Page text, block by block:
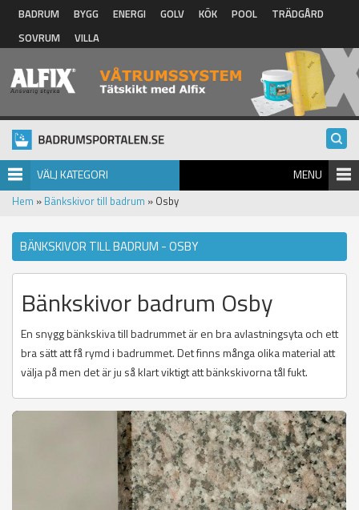
Hoppa till huvudinnehåll
BADRUM BYGG ENERGI GOLV KÖK POOL
TRÄDGÅRD
SOVRUM
VILLA
VÄLJ KATEGORI MENU
Hem » Bänkskivor till badrum » Osby
BÄNKSKIVOR TILL BADRUM - OSBY
Bänkskivor badrum Osby
En snygg bänkskiva till badrummet är en bra avlastningsyta och ett
bra sätt att få rymd i badrummet. Det finns många olika material att
välja på men det är ju så klart viktigt att bänkskivorna tål fukt.